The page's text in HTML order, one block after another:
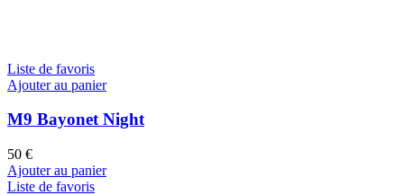
Liste de favoris
Ajouter au panier
M9 Bayonet Night
50 €
Ajouter au panier
Liste de favoris